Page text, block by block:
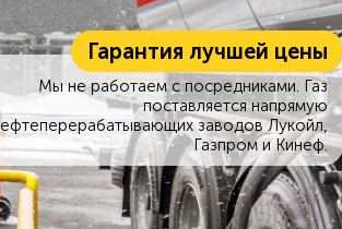
Гарантия лучшей цены
Мы не работаем с посредниками. Газ
поставляется напрямую
заводов Лукойл,
Газпром и Кинеф.